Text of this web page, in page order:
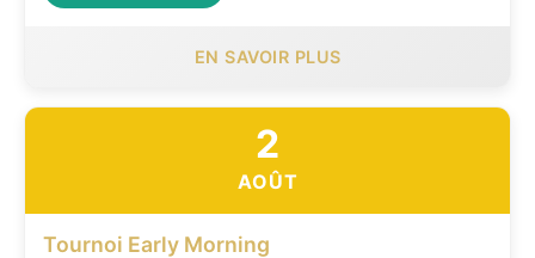
EN SAVOIR PLUS
2
AOÛT
Tournoi Early Morning